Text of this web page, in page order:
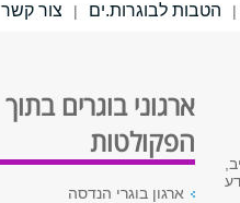
| הטבות לבוגרות.ים | צור קשר
ארגוני בוגרים בתוך
הפקולטות
ארגון בוגרי הנדסה